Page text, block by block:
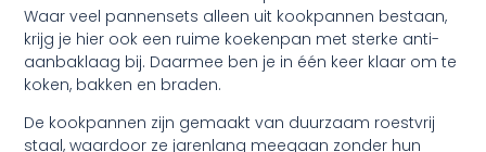
Waar veel pannensets alleen uit kookpannen bestaan,
krijg je hier ook een ruime koekenpan met sterke anti-
aanbaklaag bij. Daarmee ben je in één keer klaar om te
koken, bakken en braden.
De kookpannen zijn gemaakt van duurzaam roestvrij
staal, waardoor ze jarenlang meegaan zonder hun